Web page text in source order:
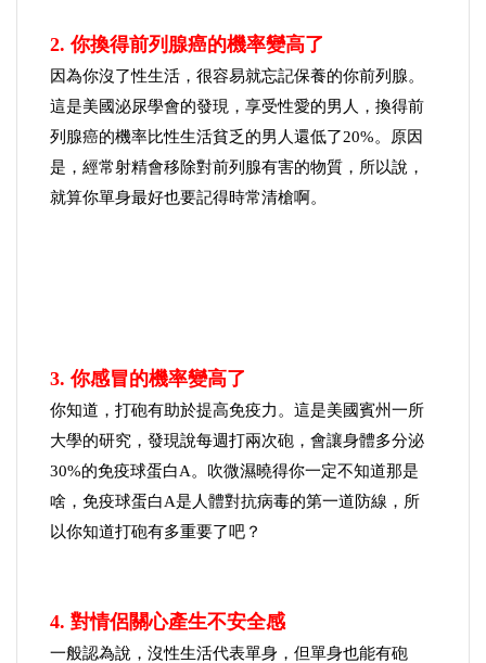
2. 你換得前列腺癌的機率變高了
因為你沒了性生活，很容易就忘記保養的你前列腺。
這是美國泌尿學會的發現，享受性愛的男人，換得前
列腺癌的機率比性生活貧乏的男人還低了20%。原因
是，經常射精會移除對前列腺有害的物質，所以說，
就算你單身最好也要記得時常清槍啊。
3. 你感冒的機率變高了
你知道，打砲有助於提高免疫力。這是美國賓州一所
大學的研究，發現說每週打兩次砲，會讓身體多分泌
30%的免疫球蛋白A。吹微濕曉得你一定不知道那是
啥，免疫球蛋白A是人體對抗病毒的第一道防線，所
以你知道打砲有多重要了吧？
4. 對情侶關心產生不安全感
一般認為說，沒性生活代表單身，但單身也能有砲